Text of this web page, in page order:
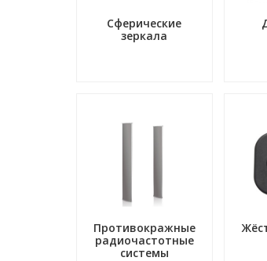
Сферические
зеркала
Противокражные
радиочастотные
системы